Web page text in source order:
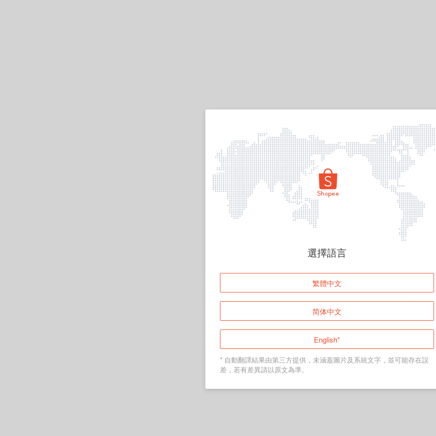
頁面無法顯示
登入
返回首頁
選擇語言
繁體中文
简体中文
English*
* 自動翻譯結果由第三方提供，未涵蓋圖片及系統文字，並可能存在誤
差，若有差異請以原文為準。